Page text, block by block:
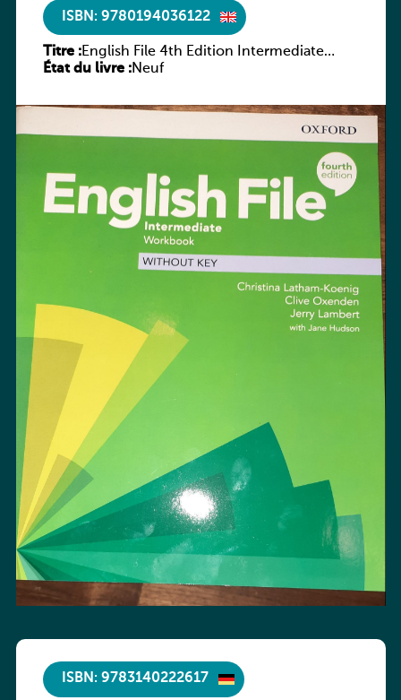
ISBN: 9780194036122
Titre :English File 4th Edition Intermediate
Workbook without Key
État du livre :Neuf
ISBN: 9783140222617